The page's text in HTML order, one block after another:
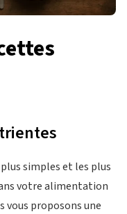
simples et les plus
votre alimentation
vous proposons une